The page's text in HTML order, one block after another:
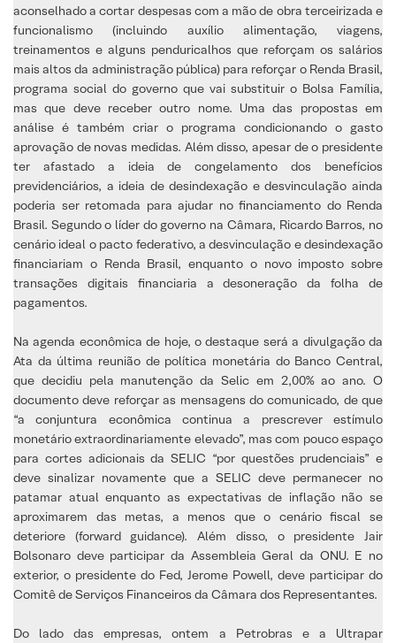
aconselhado a cortar despesas com a mão de obra terceirizada e
funcionalismo (incluindo auxílio alimentação, viagens,
treinamentos e alguns penduricalhos que reforçam os salários
mais altos da administração pública) para reforçar o Renda Brasil,
programa social do governo que vai substituir o Bolsa Família,
mas que deve receber outro nome. Uma das propostas em
análise é também criar o programa condicionando o gasto
aprovação de novas medidas. Além disso, apesar de o presidente
ter afastado a ideia de congelamento dos benefícios
previdenciários, a ideia de desindexação e desvinculação ainda
poderia ser retomada para ajudar no financiamento do Renda
Brasil. Segundo o líder do governo na Câmara, Ricardo Barros, no
cenário ideal o pacto federativo, a desvinculação e desindexação
financiariam o Renda Brasil, enquanto o novo imposto sobre
transações digitais financiaria a desoneração da folha de
pagamentos.
Na agenda econômica de hoje, o destaque será a divulgação da
Ata da última reunião de política monetária do Banco Central,
que decidiu pela manutenção da Selic em 2,00% ao ano. O
documento deve reforçar as mensagens do comunicado, de que
“a conjuntura econômica continua a prescrever estímulo
monetário extraordinariamente elevado”, mas com pouco espaço
para cortes adicionais da SELIC “por questões prudenciais” e
deve sinalizar novamente que a SELIC deve permanecer no
patamar atual enquanto as expectativas de inflação não se
aproximarem das metas, a menos que o cenário fiscal se
deteriore (forward guidance). Além disso, o presidente Jair
Bolsonaro deve participar da Assembleia Geral da ONU. E no
exterior, o presidente do Fed, Jerome Powell, deve participar do
Comitê de Serviços Financeiros da Câmara dos Representantes.
Do lado das empresas, ontem a Petrobras e a Ultrapar